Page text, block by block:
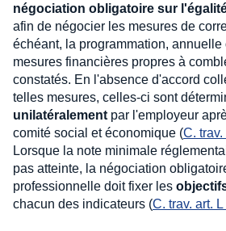
négociation obligatoire sur
afin de négocier les mesures de
échéant, la programmation,
mesures financières propres à
constatés. En l'absence d'accord
telles mesures, celles-ci sont
unilatéralement par l'employeur
comité social et économique (C. trav.
Lorsque la note minimale
pas atteinte, la négociation
professionnelle doit fixer les
chacun des indicateurs (C. trav. art.